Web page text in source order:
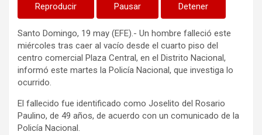
Reproducir
Pausar Detener
Santo Domingo, 19 may (EFE).- Un hombre falleció este
miércoles tras caer al vacío desde el cuarto piso del
centro comercial Plaza Central, en el Distrito Nacional,
informó este martes la Policía Nacional, que investiga lo
ocurrido.
El fallecido fue identificado como Joselito del Rosario
Paulino, de 49 años, de acuerdo con un comunicado de la
Policía Nacional.